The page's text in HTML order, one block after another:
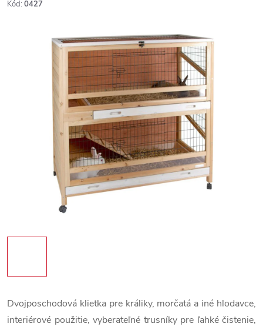
Kód: 0427
Dvojposchodová klietka pre králiky, morčatá a iné hlodavce,
interiérové použitie, vyberateľné trusníky pre ľahké čistenie,